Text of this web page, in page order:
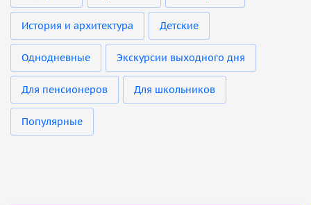
История и архитектура Детские
Однодневные Экскурсии выходного дня
Для пенсионеров Для школьников
Популярные